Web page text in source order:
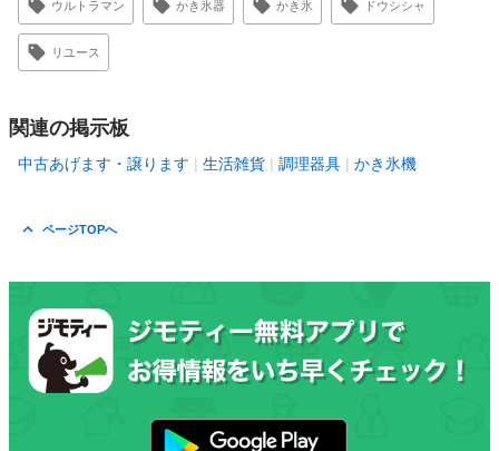
ウルトラマン かき氷器 かき氷 ドウシシャ
リユース
関連の掲示板
中古あげます・譲ります 生活雑貨 調理器具 かき氷機
ページTOPへ